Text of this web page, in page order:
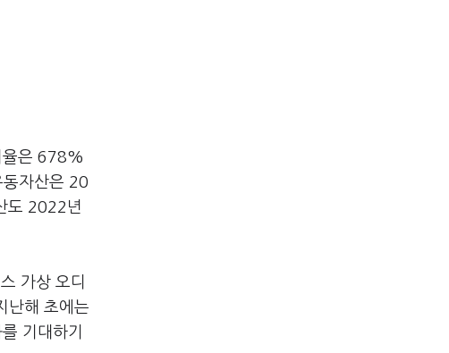
율은 678%
동자산은 20
도 2022년
가상 오디
난해 초에는
기대하기